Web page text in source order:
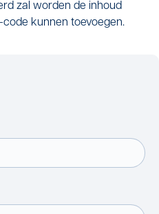
zal worden de inhoud
kunnen toevoegen.